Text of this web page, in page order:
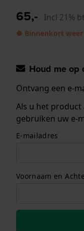
65,- Incl 21%
● Binnenkort
Houd me op
Ontvang een e-
Als u het
gebruiken uw e-
E-mailadres
Voornaam en